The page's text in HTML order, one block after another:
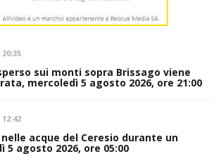
sui monti sopra Brissago viene
mercoledì 5 agosto 2026, ore 21:00
acque del Ceresio durante un
5 agosto 2026, ore 05:00